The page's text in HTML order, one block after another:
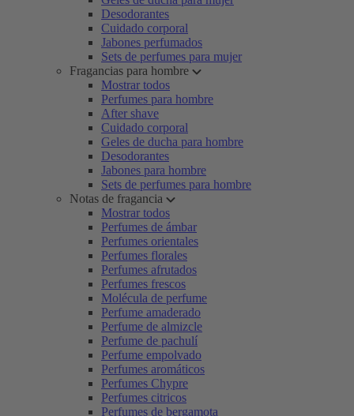
Desodorantes
Cuidado corporal
Jabones perfumados
Sets de perfumes para mujer
Fragancias para hombre
Mostrar todos
Perfumes para hombre
After shave
Cuidado corporal
Geles de ducha para hombre
Desodorantes
Jabones para hombre
Sets de perfumes para hombre
Notas de fragancia
Mostrar todos
Perfumes de ámbar
Perfumes orientales
Perfumes florales
Perfumes afrutados
Perfumes frescos
Molécula de perfume
Perfume amaderado
Perfume de almizcle
Perfume de pachulí
Perfume empolvado
Perfumes aromáticos
Perfumes Chypre
Perfumes citricos
Perfumes de bergamota